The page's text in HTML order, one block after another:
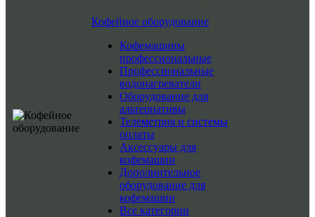
Кофейное оборудование
Кофемашины
профессиональные
Профессиональные
водонагреватели
Оборудование для
альтернативы
Телеметрия и системы
оплаты
Аксессуары для
кофемашин
Дополнительное
оборудование для
кофемашин
Все категории